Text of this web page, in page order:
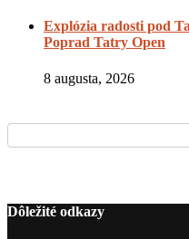
Explózia radosti pod
Poprad Tatry Open
8 augusta, 2026
Dôležité odkazy